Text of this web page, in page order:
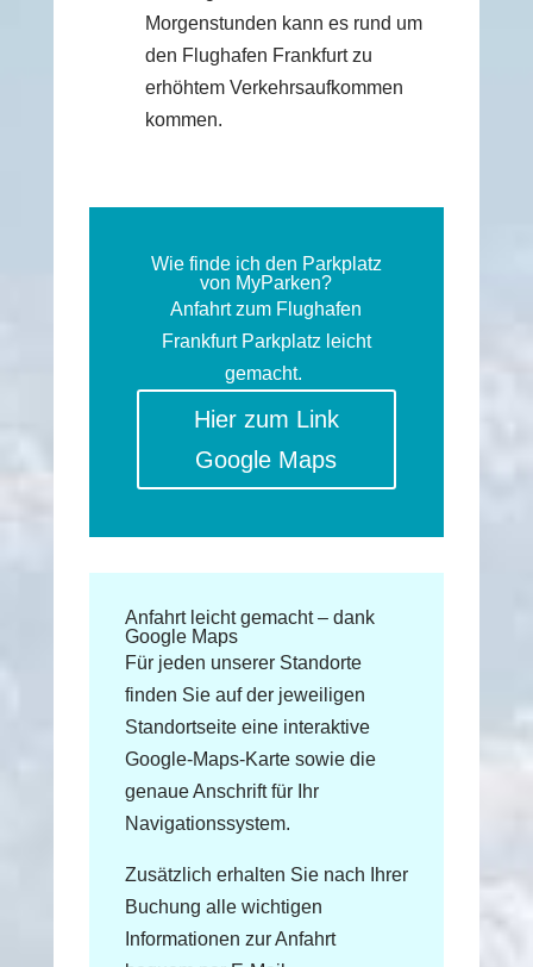
Morgenstunden kann es rund um
den Flughafen Frankfurt zu
erhöhtem Verkehrsaufkommen
kommen.
Wie finde ich den Parkplatz
von MyParken?
Anfahrt zum Flughafen
Frankfurt Parkplatz leicht
gemacht.
Hier zum Link
Google Maps
Anfahrt leicht gemacht – dank
Google Maps
Für jeden unserer Standorte
finden Sie auf der jeweiligen
Standortseite eine interaktive
Google-Maps-Karte sowie die
genaue Anschrift für Ihr
Navigationssystem.
Zusätzlich erhalten Sie nach Ihrer
Buchung alle wichtigen
Informationen zur Anfahrt